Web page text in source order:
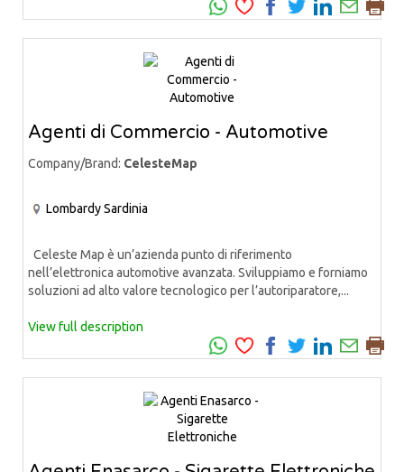
Agenti di Commercio - Automotive
Company/Brand: CelesteMap
LombardySardinia
Celeste Map è un’azienda punto di riferimento
nell’elettronica automotive avanzata. Sviluppiamo e forniamo
soluzioni ad alto valore tecnologico per l’autoriparatore,...
View full description